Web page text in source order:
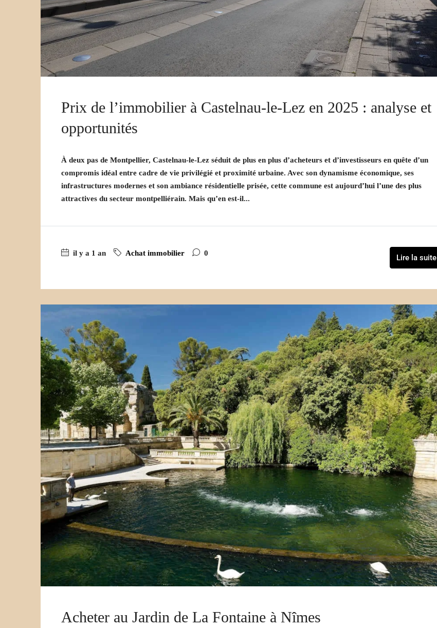
Prix de l’immobilier à Castelnau-le-Lez en 2025 : analyse et
opportunités
À deux pas de Montpellier, Castelnau-le-Lez séduit de plus en plus d’acheteurs et d’investisseurs en quête d’un
compromis idéal entre cadre de vie privilégié et proximité urbaine. Avec son dynamisme économique, ses
infrastructures modernes et son ambiance résidentielle prisée, cette commune est aujourd’hui l’une des plus
attractives du secteur montpelliérain. Mais qu’en est-il...
il y a 1 an Achat immobilier 0 Lire la suite
Acheter au Jardin de La Fontaine à Nîmes